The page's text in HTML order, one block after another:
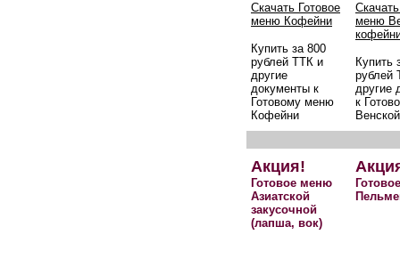
Скачать Готовое
меню Кофейни
Купить за 800
рублей ТТК и
другие
документы к
Готовому меню
Кофейни
меню
Купить
рублей
другие
к
Акция!
Готовое меню
Азиатской
закусочной
(лапша, вок)